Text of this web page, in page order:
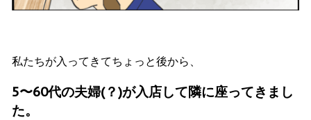
私たちが入ってきてちょっと後から、
5〜60代の夫婦(？)が入店して隣に座ってきまし
た。